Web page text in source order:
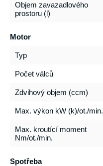
Objem zavazadlového
prostoru (l)
Motor
Typ
Počet válců
Zdvihový objem (ccm)
Max. výkon kW (k)/ot./min.
Max. kroutící moment
Nm/ot./min.
Spotřeba